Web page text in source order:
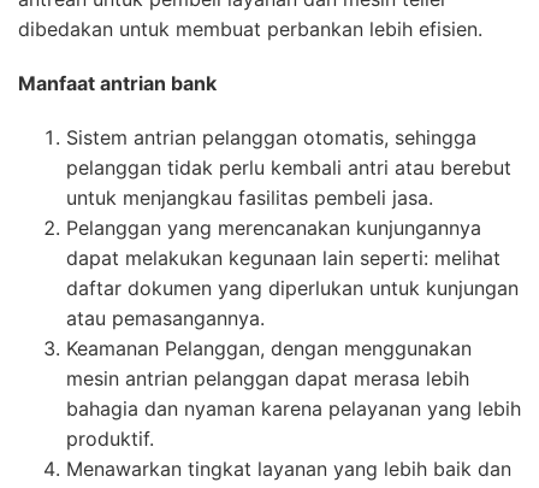
dibedakan untuk membuat perbankan lebih efisien.
Manfaat antrian bank
Sistem antrian pelanggan otomatis, sehingga
pelanggan tidak perlu kembali antri atau berebut
untuk menjangkau fasilitas pembeli jasa.
Pelanggan yang merencanakan kunjungannya
dapat melakukan kegunaan lain seperti: melihat
daftar dokumen yang diperlukan untuk kunjungan
atau pemasangannya.
Keamanan Pelanggan, dengan menggunakan
mesin antrian pelanggan dapat merasa lebih
bahagia dan nyaman karena pelayanan yang lebih
produktif.
Menawarkan tingkat layanan yang lebih baik dan